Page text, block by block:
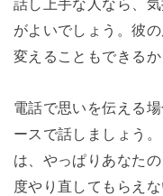
話し上手な人なら、
がよいでしょう。彼
変えることもできるか
電話で思いを伝える
ースで話しましょう
は、やっぱりあなた
度やり直してもらえ